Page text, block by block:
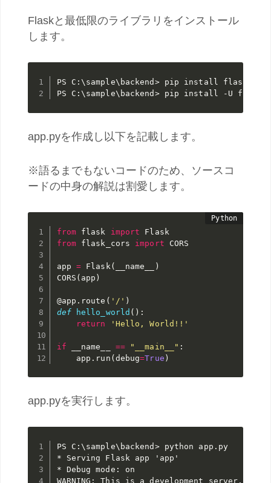
Flaskと最低限のライブラリをインストール
します。
PS C:\sample\backend> pip install flask
app.pyを作成し以下を記載します。
※語るまでもないコードのため、ソースコ
ードの中身の解説は割愛します。
from flask import
from flask_cors import CORS
app = Flask ( __name__
)
CORS ( app )
@app . route ( '/' )
def
hello_world ( ) :
return
'Hello, World!!'
if __name__ == "__main__" :
    app
. run (debug=True )
app.pyを実行します。
PS C:\sample\backend> python app.py
* Serving Flask app 'app'
* Debug mode: on
WARNING: This is a development server.